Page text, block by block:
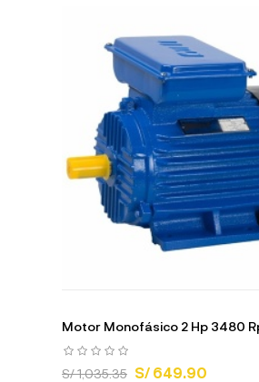
Motor Monofásico 2 Hp 3480
S/ 1,035.35 S/ 649.90